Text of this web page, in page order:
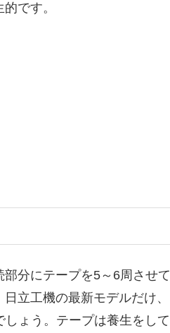
です。
分にテープを5～6周させて
立工機の最新モデルだけ、
ょう。テープは養生をして